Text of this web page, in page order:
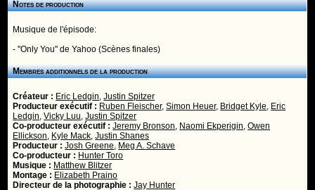
Notes de production
Musique de l'épisode:
- "Only You" de Yahoo (Scènes finales)
Membres additionnels de la production
Créateur : Eric Ledgin,Justin Spitzer
Producteur exécutif : Ruben Fleischer,Simon Heuer, Bridget Kyle, Eric
Ledgin,Vicky Luu,Justin Spitzer
Co-producteur exécutif :Jeremy Bronson, Naomi Ekperigin,Owen
Ellickson, Kyle Mack,Justin Shanes
Producteur :Josh Greene, Meg A. Schave
Co-producteur : Hunter Toro
Musique : Matthew Blitzer
Montage : Elizabeth Praino
Directeur de la photographie :Jay Hunter